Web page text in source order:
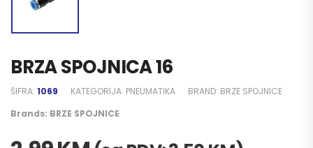
BRZA SPOJNICA 16
ŠIFRA: 1069 KATEGORIJA: PNEUMATIKA BRAND: BRZE SPOJNICE
Brands: BRZE SPOJNICE